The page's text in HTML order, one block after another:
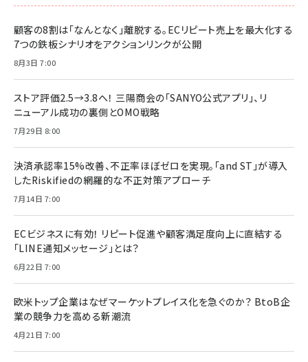
顧客の8割は「なんとなく」離脱する。ECリピート売上を最大化する
7つの鉄板シナリオをアクションリンクが公開
8月3日 7:00
ストア評価2.5→3.8へ！ 三陽商会の「SANYO公式アプリ」、リ
ニューアル成功の裏側とOMO戦略
7月29日 8:00
決済承認率15%改善、不正率ほぼゼロを実現。「and ST」が導入
したRiskifiedの網羅的な不正対策アプローチ
7月14日 7:00
ECビジネスに有効！ リピート促進や顧客満足度向上に直結する
「LINE通知メッセージ」とは？
6月22日 7:00
欧米トップ企業はなぜマーケットプレイス化を急ぐのか？ BtoB企
業の競争力を高める新潮流
4月21日 7:00